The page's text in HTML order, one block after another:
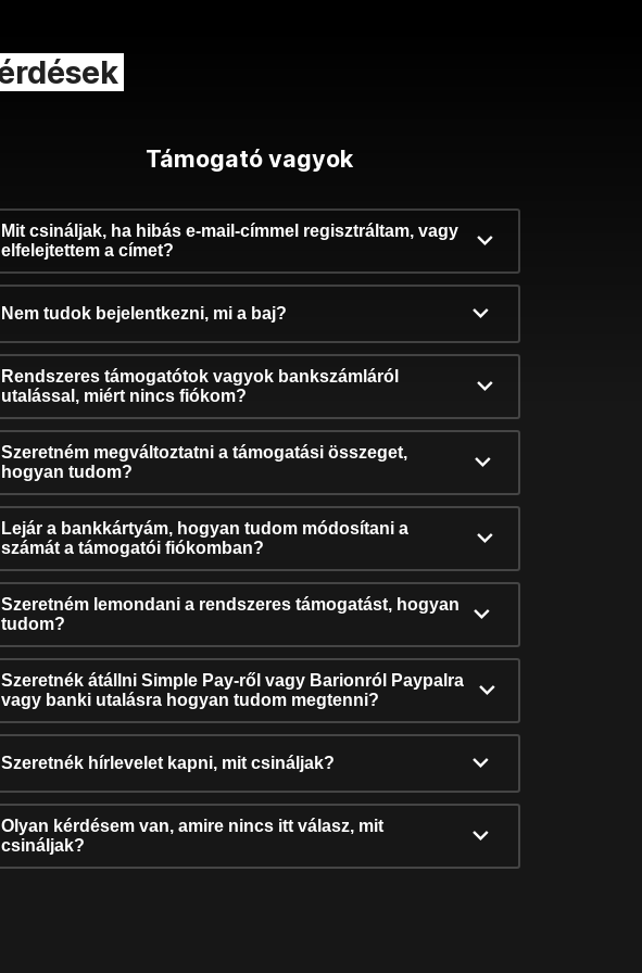
Támogató vagyok
Mit csináljak, ha hibás e-mail-címmel regisztráltam, vagy
elfelejtettem a címet?
Nem tudok bejelentkezni, mi a baj?
Rendszeres támogatótok vagyok bankszámláról
utalással, miért nincs fiókom?
Szeretném megváltoztatni a támogatási összeget,
hogyan tudom?
Lejár a bankkártyám, hogyan tudom módosítani a
számát a támogatói fiókomban?
Szeretném lemondani a rendszeres támogatást, hogyan
tudom?
Szeretnék átállni Simple Pay-ről vagy Barionról Paypalra
vagy banki utalásra hogyan tudom megtenni?
Szeretnék hírlevelet kapni, mit csináljak?
Olyan kérdésem van, amire nincs itt válasz, mit
csináljak?